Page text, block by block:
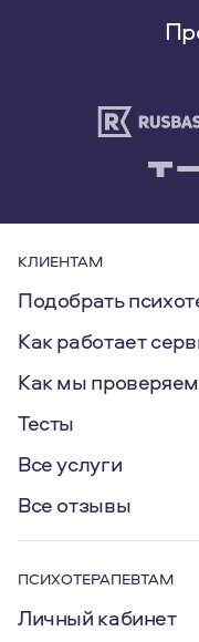
КЛИЕНТАМ
Подобрать
Как работает
Как мы
Тесты
Все услуги
Все отзывы
ПСИХОТЕРАПЕВТАМ
Личный кабинет